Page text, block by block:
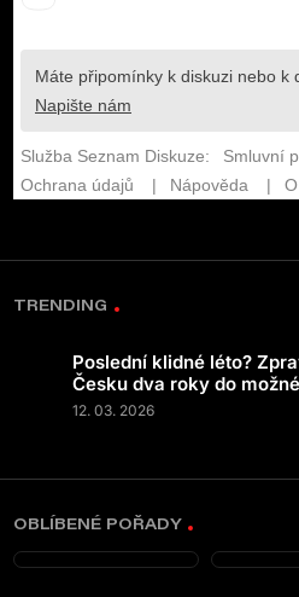
TRENDING
Poslední klidné léto?
Česku dva roky do
12. 03. 2026
OBLÍBENÉ POŘADY